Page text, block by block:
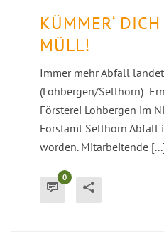
KÜMMER‘
MÜLL!
Immer mehr Abfall
(Lohbergen/Sellhorn)
Försterei Lohbergen im
Forstamt Sellhorn Abfall
worden. Mitarbeitende
0